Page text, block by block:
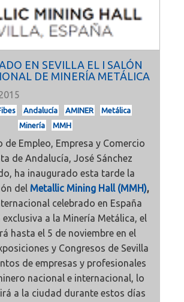
EN SEVILLA EL I SALÓN
DE MINERÍA METÁLICA
Andalucía AMINER
Metálica
Minería
MMH
de Empleo, Empresa y Comercio
de Andalucía, José Sánchez
ha inaugurado esta tarde la
del Metallic Mining Hall (MMH),
celebrado en España
a la Minería Metálica, el
hasta el 5 de noviembre en el
y Congresos de Sevilla
de empresas y profesionales
nacional e internacional, lo
a la ciudad durante estos días